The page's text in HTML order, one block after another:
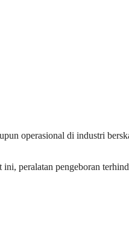
operasional di industri
peralatan pengeboran